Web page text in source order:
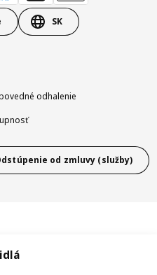
SK
odhalenie
od zmluvy (služby)